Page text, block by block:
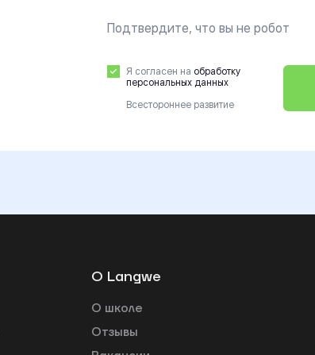
Подтвердите, что вы не робот
Я согласен на обработку
персональных данных
Всестороннее развитие
О Langwe
О школе
Отзывы